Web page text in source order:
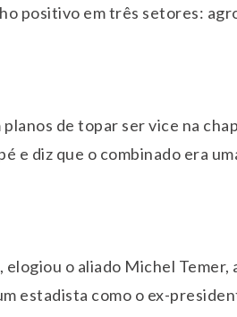
positivo em três setores:
de topar ser vice na
e diz que o combinado era
o aliado Michel
estadista como o ex-